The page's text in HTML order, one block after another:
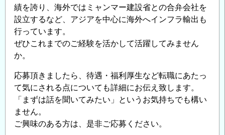
績を誇り、海外ではミャンマー建設省との合弁会社を
設立するなど、アジアを中心に海外へインフラ輸出も
行っています。
ぜひこれまでのご経験を活かして活躍してみません
か。
応募頂きましたら、待遇・福利厚生など転職にあたっ
て気にされる点についても詳細にお伝え致します。
「まずは話を聞いてみたい」というお気持ちでも構い
ません。
ご興味のある方は、是非ご応募ください。